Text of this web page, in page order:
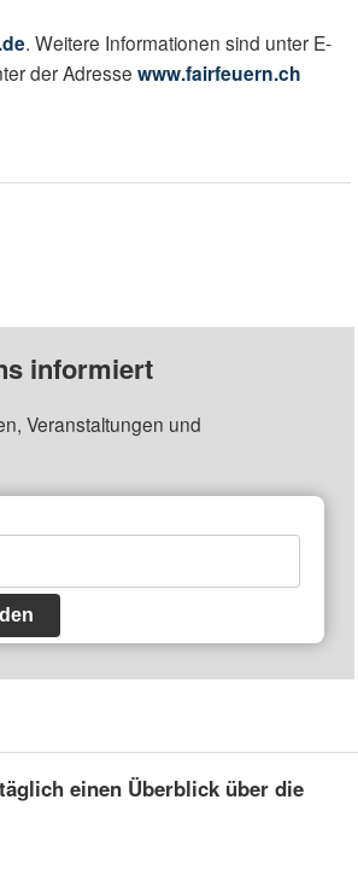
. Weitere Informationen sind unter E-
der Adressewww.fairfeuern.ch
informiert
Veranstaltungen und
einen Überblick über die